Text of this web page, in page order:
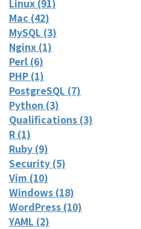
Linux (91)
Mac (42)
MySQL (3)
Nginx (1)
Perl (6)
PHP (1)
PostgreSQL (7)
Python (3)
Qualifications (3)
R (1)
Ruby (9)
Security (5)
Vim (10)
Windows (18)
WordPress (10)
YAML (2)